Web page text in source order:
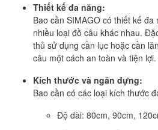
Thiết kế đa năng:
Bao cần SIMAGO có thiết kế
nhiều loại đồ câu khác nhau.
thủ sử dụng cần lục hoặc cần
câu một cách an toàn và tiện lợi.
Kích thước và ngăn đựng:
Bao cần có các loại kích thước
Độ dài: 80cm, 90cm,